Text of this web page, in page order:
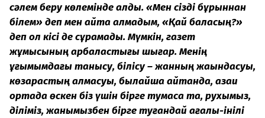
сәлем беру көлемінде қалды. «Мен сізді бұрыннан
білем» деп мен айта алмадым, «Қай баласың?»
деп ол кісі де сұрамады. Мүмкін, газет
жұмысының қарбаластығы шығар. Менің
ұғымымдағы танысу, білісу – жанның жақындасуы,
көзқарастың алмасуы, былайша айтқанда, қазақи
ортада өскен біз үшін бірге тумасақ та, рухымыз,
діліміз, жанымызбен бірге туғандай ағалы-інілі